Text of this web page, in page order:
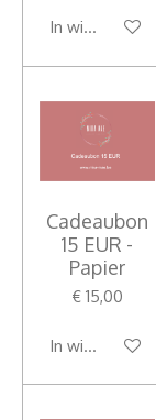
In winkelwagen
Cadeaubon
15 EUR -
Papier
€ 15,00
In winkelwagen